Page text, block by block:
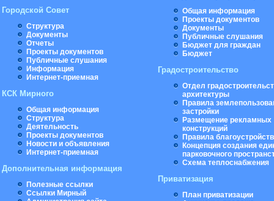
Городской Совет
Структура
Документы
Отчеты
Проекты документов
Публичные слушания
Информация
Интернет-приемная
КСК Мирного
Общая информация
Структура
Деятельность
Проекты документов
Новости и объявления
Интернет-приемная
Дополнительная информация
Полезные ссылки
Ссылки Мирный
Общая информация
Проекты документов
Документы
Публичные слушания
Бюджет для граждан
Бюджет
Градостроительство
Отдел
архитектуры
Правила
застройки
Размещение рекламных
конструкций
Правила
Концепция создания
парковочного
Схема теплоснабжения
Приватизация
План приватизации